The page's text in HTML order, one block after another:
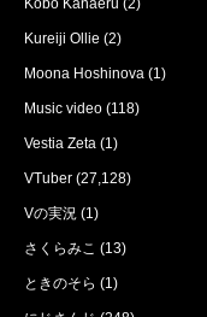
Kobo Kanaeru (2)
Kureiji Ollie (2)
Moona Hoshinova (1)
Music video (118)
Vestia Zeta (1)
VTuber (27,128)
Vの実況 (1)
さくらみこ (13)
ときのそら (1)